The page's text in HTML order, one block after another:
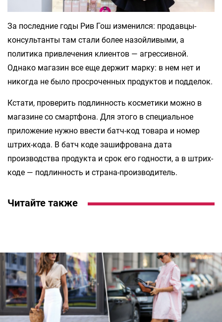
За последние годы Рив Гош изменился: продавцы-
консультанты там стали более назойливыми, а
политика привлечения клиентов — агрессивной.
Однако магазин все еще держит марку: в нем нет и
никогда не было просроченных продуктов и подделок.
Кстати, проверить подлинность косметики можно в
магазине со смартфона. Для этого в специальное
приложение нужно ввести батч-код товара и номер
штрих-кода. В батч коде зашифрована дата
производства продукта и срок его годности, а в штрих-
коде — подлинность и страна-производитель.
Читайте также